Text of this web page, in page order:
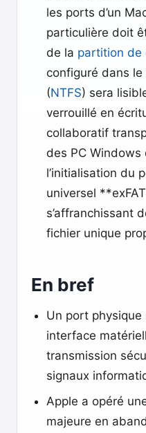
les ports d’un
particulière doit
de la partition de
configuré dans
(NTFS) sera
verrouillé en
collaboratif
des PC Windows
l’initialisation du
universel
s’affranchissant
fichier unique
En bref
Un port physique
interface
transmission
signaux
Apple a opéré
majeure en